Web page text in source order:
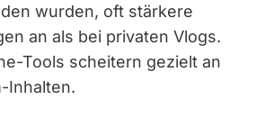
wurden, oft stärkere
an als bei privaten Vlogs.
Tools scheitern gezielt an
Inhalten.